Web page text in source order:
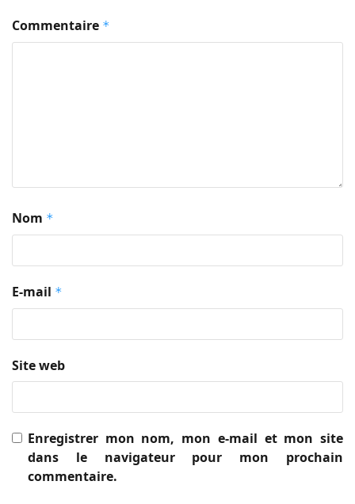
Commentaire *
Nom *
E-mail *
Site web
Enregistrer mon nom, mon e-mail et mon site
dans le navigateur pour mon prochain
commentaire.